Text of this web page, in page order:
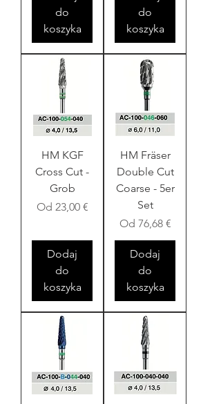
do
koszyka
do
koszyka
HM KGF
Cross Cut -
Grob
Od 23,00 €
Cena rabatowa
Dodaj
do
koszyka
HM Fräser
Double Cut
Coarse - 5er
Set
Od 76,68 €
Cena rabatowa
Dodaj
do
koszyka